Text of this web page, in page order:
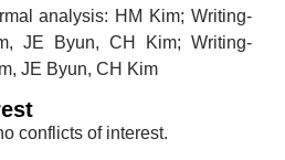
analysis: HM Kim; Writing-
JE Byun, CH Kim; Writing-
JE Byun, CH Kim
conflicts of interest.